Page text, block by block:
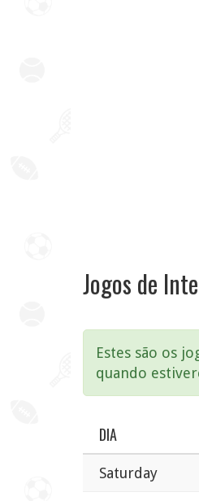
Jogos de
Estes são os
quando
DIA
Saturday